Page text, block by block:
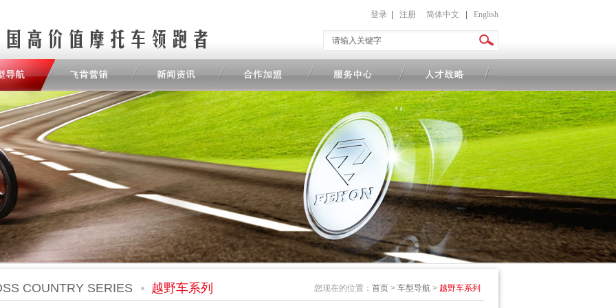
登录 注册 简体中文 English
COUNTRY SERIES 越野车系列 您现在的位置： 首页 > 车型导航 > 越野车系列